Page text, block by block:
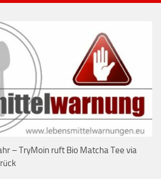
– TryMoin ruft Bio Matcha Tee via